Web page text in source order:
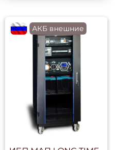
flagRUАКБ внешние